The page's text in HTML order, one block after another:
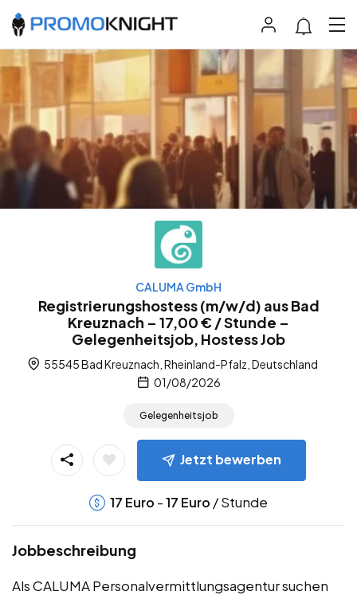
CALUMA GmbH
Registrierungshostess (m/w/d) aus Bad
Kreuznach – 17,00 € / Stunde –
Gelegenheitsjob, Hostess Job
55545 Bad Kreuznach, Rheinland-Pfalz, Deutschland
01/08/2026
Gelegenheitsjob
Jetzt bewerben
17 Euro -17 Euro / Stunde
Jobbeschreibung
Als CALUMA Personalvermittlungsagentur suchen